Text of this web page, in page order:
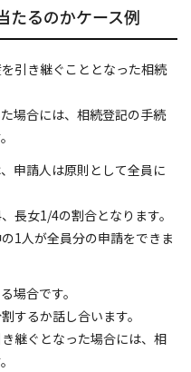
たるのかケース例
引き継ぐこととなった相続
場合には、相続登記の手続
申請人は原則として全員に
長女1/4の割合となります。
1人が全員分の申請をできま
場合です。
するか話し合います。
継ぐとなった場合には、相